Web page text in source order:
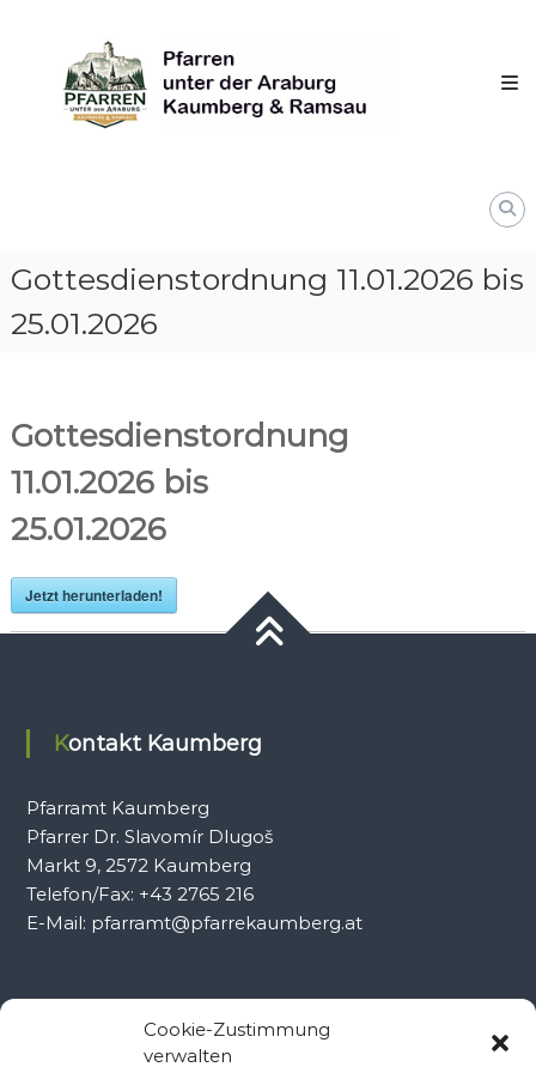
Cookie-Zustimmung
verwalten
content
unter
derAraburg
Kaumberg
Gottesdienstordnung 11.01.2026 bis
25.01.2026
Gottesdienstordnung
11.01.2026 bis
25.01.2026
Jetzt herunterladen!
Kontakt Kaumberg
Pfarramt Kaumberg
Pfarrer Dr. Slavomír Dlugoš
Markt 9, 2572 Kaumberg
Telefon/Fax: +43 2765 216
E-Mail: pfarramt@pfarrekaumberg.at
Kontakt Ramsau